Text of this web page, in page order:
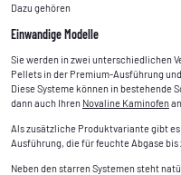
Dazu gehören
Einwandige Modelle
Sie werden in zwei unterschiedlichen
Pellets in der Premium-Ausführung
Diese Systeme können in bestehende
dann auch Ihren Novaline Kaminofen
Als zusätzliche Produktvariante gibt
Ausführung, die für feuchte Abgase bis
Neben den starren Systemen steht